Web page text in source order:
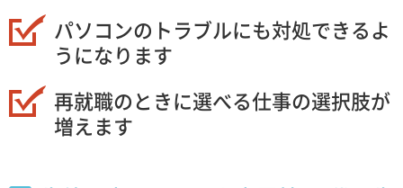
パソコンのトラブルにも対処できるよ
うになります
再就職のときに選べる仕事の選択肢が
増えます